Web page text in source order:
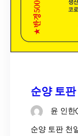
순양 토
윤 인한
순양 토판 천